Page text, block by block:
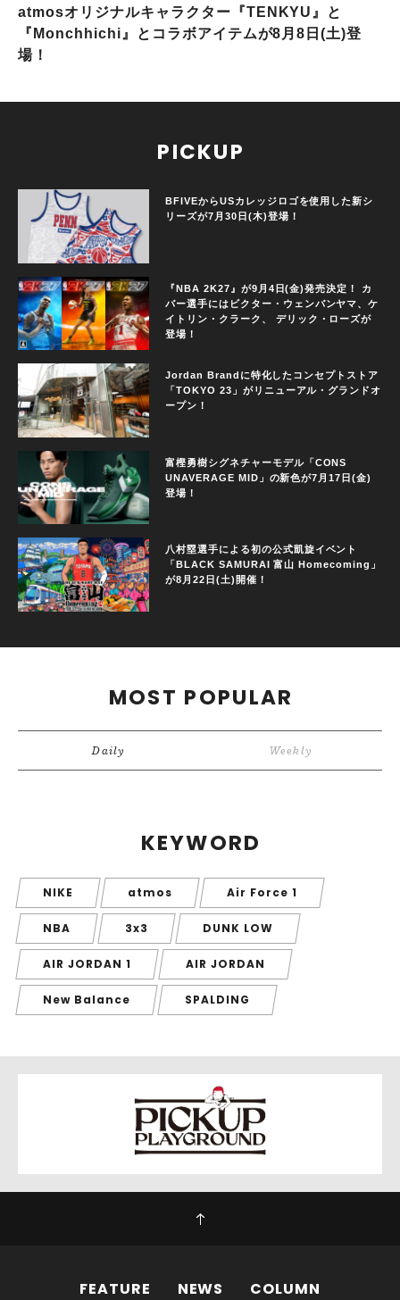
atmosオリジナルキャラクター『TENKYU』と
『Monchhichi』とコラボアイテムが8月8日(土)登
場！
PICKUP
BFIVEからUSカレッジロゴを使用した新シ
リーズが7月30日(木)登場！
『NBA 2K27』が9月4日(金)発売決定！ カ
バー選手にはビクター・ウェンバンヤマ、ケ
イトリン・クラーク、 デリック・ローズが
登場！
Jordan Brandに特化したコンセプトストア
「TOKYO 23」がリニューアル・グランドオ
ープン！
富樫勇樹シグネチャーモデル「CONS
UNAVERAGE MID」の新色が7月17日(金)
登場！
八村塁選手による初の公式凱旋イベント
「BLACK SAMURAI 富山 Homecoming」
が8月22日(土)開催！
MOST POPULAR
Daily Weekly
KEYWORD
NIKE atmos Air Force 1
NBA 3x3 DUNK LOW
AIR JORDAN 1 AIR JORDAN
New Balance SPALDING
FEATURE NEWS COLUMN